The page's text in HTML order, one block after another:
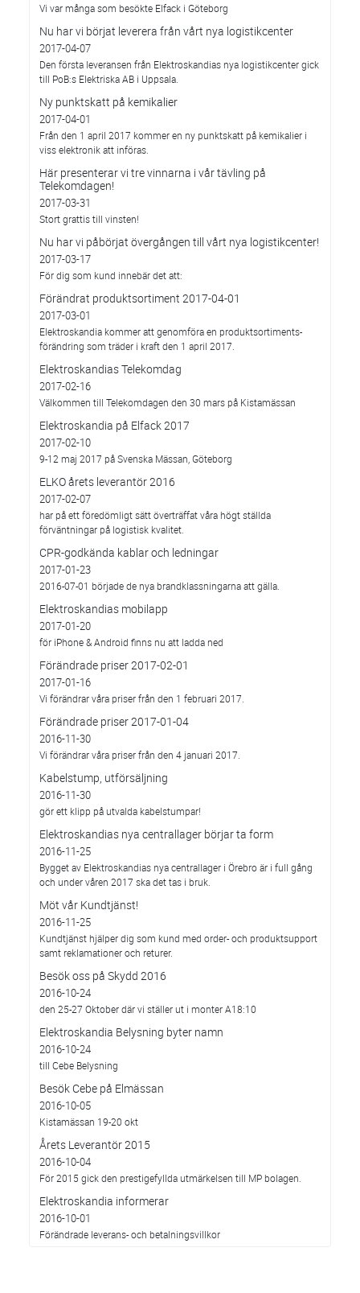
Vi var många som besökte Elfack i Göteborg
Nu har vi börjat leverera från vårt nya logistikcenter
2017-04-07
Den första leveransen från Elektroskandias nya logistikcenter gick
till PoB:s Elektriska AB i Uppsala.
Ny punktskatt på kemikalier
2017-04-01
Från den 1 april 2017 kommer en ny punktskatt på kemikalier i
viss elektronik att införas.
Här presenterar vi tre vinnarna i vår tävling på
Telekomdagen!
2017-03-31
Stort grattis till vinsten!
Nu har vi påbörjat övergången till vårt nya logistikcenter!
2017-03-17
För dig som kund innebär det att:
Förändrat produktsortiment 2017-04-01
2017-03-01
Elektroskandia kommer att genomföra en produktsortiments-
förändring som träder i kraft den 1 april 2017.
Elektroskandias Telekomdag
2017-02-16
Välkommen till Telekomdagen den 30 mars på Kistamässan
Elektroskandia på Elfack 2017
2017-02-10
9-12 maj 2017 på Svenska Mässan, Göteborg
ELKO årets leverantör 2016
2017-02-07
har på ett föredömligt sätt överträffat våra högt ställda
förväntningar på logistisk kvalitet.
CPR-godkända kablar och ledningar
2017-01-23
2016-07-01 började de nya brandklassningarna att gälla.
Elektroskandias mobilapp
2017-01-20
för iPhone & Android finns nu att ladda ned
Förändrade priser 2017-02-01
2017-01-16
Vi förändrar våra priser från den 1 februari 2017.
Förändrade priser 2017-01-04
2016-11-30
Vi förändrar våra priser från den 4 januari 2017.
Kabelstump, utförsäljning
2016-11-30
gör ett klipp på utvalda kabelstumpar!
Elektroskandias nya centrallager börjar ta form
2016-11-25
Bygget av Elektroskandias nya centrallager i Örebro är i full gång
och under våren 2017 ska det tas i bruk.
Möt vår Kundtjänst!
2016-11-25
Kundtjänst hjälper dig som kund med order- och produktsupport
samt reklamationer och returer.
Besök oss på Skydd 2016
2016-10-24
den 25-27 Oktober där vi ställer ut i monter A18:10
Elektroskandia Belysning byter namn
2016-10-24
till Cebe Belysning
Besök Cebe på Elmässan
2016-10-05
Kistamässan 19-20 okt
Årets Leverantör 2015
2016-10-04
För 2015 gick den prestigefyllda utmärkelsen till MP bolagen.
Elektroskandia informerar
2016-10-01
Förändrade leverans- och betalningsvillkor